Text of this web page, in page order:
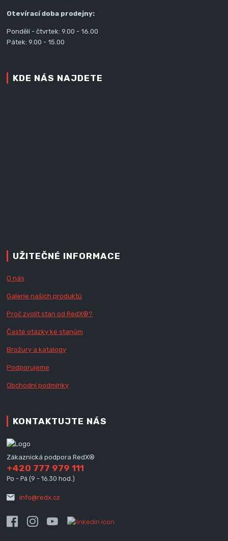
Otevírací doba prodejny:
Pondělí - čtvrtek: 9.00 - 16.00
Pátek: 9.00 - 15.00
KDE NÁS NAJDETE
UŽITEČNÉ INFORMACE
O nás
Galerie našich produktů
Proč zvolit stan od RedX®?
Časté otázky ke stanům
Brožury a katalogy
Podporujeme
Obchodní podmínky
KONTAKTUJTE NÁS
Zákaznická podpora RedX®
+420 777 979 111
Po - Pá (9 - 16.30 hod.)
info@redx.cz